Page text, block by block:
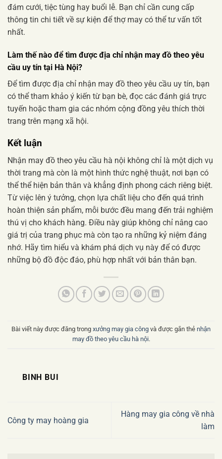
đám cưới, tiệc tùng hay buổi lễ. Bạn chỉ cần cung cấp
thông tin chi tiết về sự kiện để thợ may có thể tư vấn tốt
nhất.
Làm thế nào để tìm được địa chỉ nhận may đồ theo yêu
cầu uy tín tại Hà Nội?
Để tìm được địa chỉ nhận may đồ theo yêu cầu uy tín, bạn
có thể tham khảo ý kiến từ bạn bè, đọc các đánh giá trực
tuyến hoặc tham gia các nhóm cộng đồng yêu thích thời
trang trên mạng xã hội.
Kết luận
Nhận may đồ theo yêu cầu hà nội không chỉ là một dịch vụ
thời trang mà còn là một hình thức nghệ thuật, nơi bạn có
thể thể hiện bản thân và khẳng định phong cách riêng biệt.
Từ việc lên ý tưởng, chọn lựa chất liệu cho đến quá trình
hoàn thiện sản phẩm, mỗi bước đều mang đến trải nghiệm
thú vị cho khách hàng. Điều này giúp không chỉ nâng cao
giá trị của trang phục mà còn tạo ra những kỷ niệm đáng
nhớ. Hãy tìm hiểu và khám phá dịch vụ này để có được
những bộ đồ độc đáo, phù hợp nhất với bản thân bạn.
Bài viết này được đăng trong xưởng may gia công và được gắn thẻ nhận
may đồ theo yêu cầu hà nội.
BINH BUI
Công ty may hoàng gia
Hàng may gia công về nhà
làm